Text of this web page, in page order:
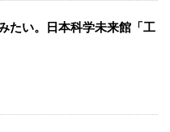
たい。日本科学未来館「工